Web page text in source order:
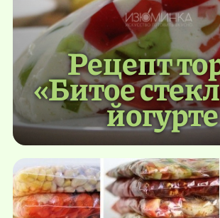
Рецепт
«Битое
йогурте